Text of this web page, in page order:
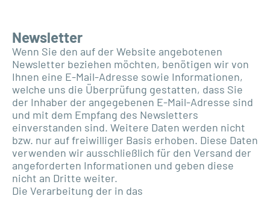
Newsletter
Wenn Sie den auf der Website angebotenen
Newsletter beziehen möchten, benötigen wir von
Ihnen eine E-Mail-Adresse sowie Informationen,
welche uns die Überprüfung gestatten, dass Sie
der Inhaber der angegebenen E-Mail-Adresse sind
und mit dem Empfang des Newsletters
einverstanden sind. Weitere Daten werden nicht
bzw. nur auf freiwilliger Basis erhoben. Diese Daten
verwenden wir ausschließlich für den Versand der
angeforderten Informationen und geben diese
nicht an Dritte weiter.
Die Verarbeitung der in das